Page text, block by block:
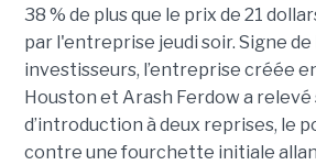
38 % de plus que le prix de 21
par l'entreprise jeudi soir. Signe de
investisseurs, l’entreprise créée
Houston et Arash Ferdow a relevé
d’introduction à deux reprises, le
contre une fourchette initiale